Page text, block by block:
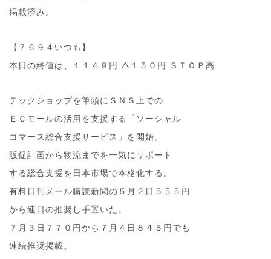
掲載済み。
【７６９４いつも】
本日の終値は、１１４９円 △１５０円 ＳＴＯＰ高
テックショップを筆頭にＳＮＳ上での
ＥＣモールの活用を支援する「ソーシャル
コマース総合支援サービス」を開始。
販促計画から物流までを一気にサポート
する総合支援を日本市場で本格化する。
有料日刊メール購読新聞の５月２日５５５円
から連日の推奨し手置いた。
７月３日７７０円から７月４日８４５円でも
連続推奨掲載。